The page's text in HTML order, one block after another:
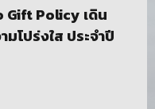
Gift Policy เดิน
โปร่งใส ประจำปี